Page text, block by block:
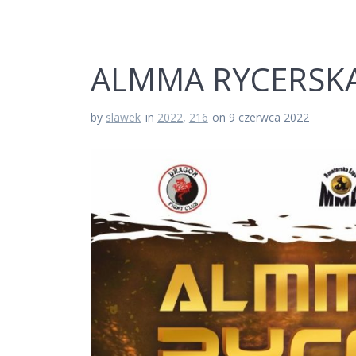
ALMMA
by slawek in 2022, 216 on 9 czerwca 2022